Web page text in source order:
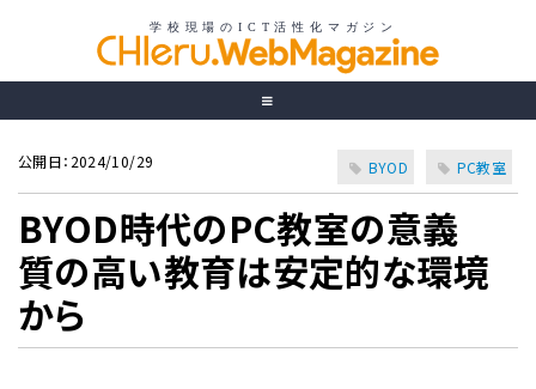
公開日：2024/10/29 BYOD PC教室
BYOD時代のPC教室の意義
質の高い教育は安定的な環境
から